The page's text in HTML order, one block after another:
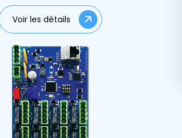
Voir les détails